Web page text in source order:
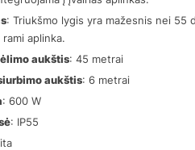
: Triukšmo lygis yra mažesnis nei 55
aplinka.
aukštis: 45 metrai
aukštis: 6 metrai
: 600 W
: IP55